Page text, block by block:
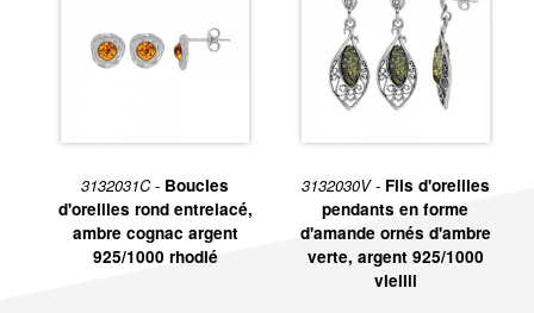
3132031C - Boucles
d'oreilles rond entrelacé,
ambre cognac argent
925/1000 rhodié
3132030V - Fils d'oreilles
pendants en forme
d'amande ornés d'ambre
verte, argent 925/1000
vieilli